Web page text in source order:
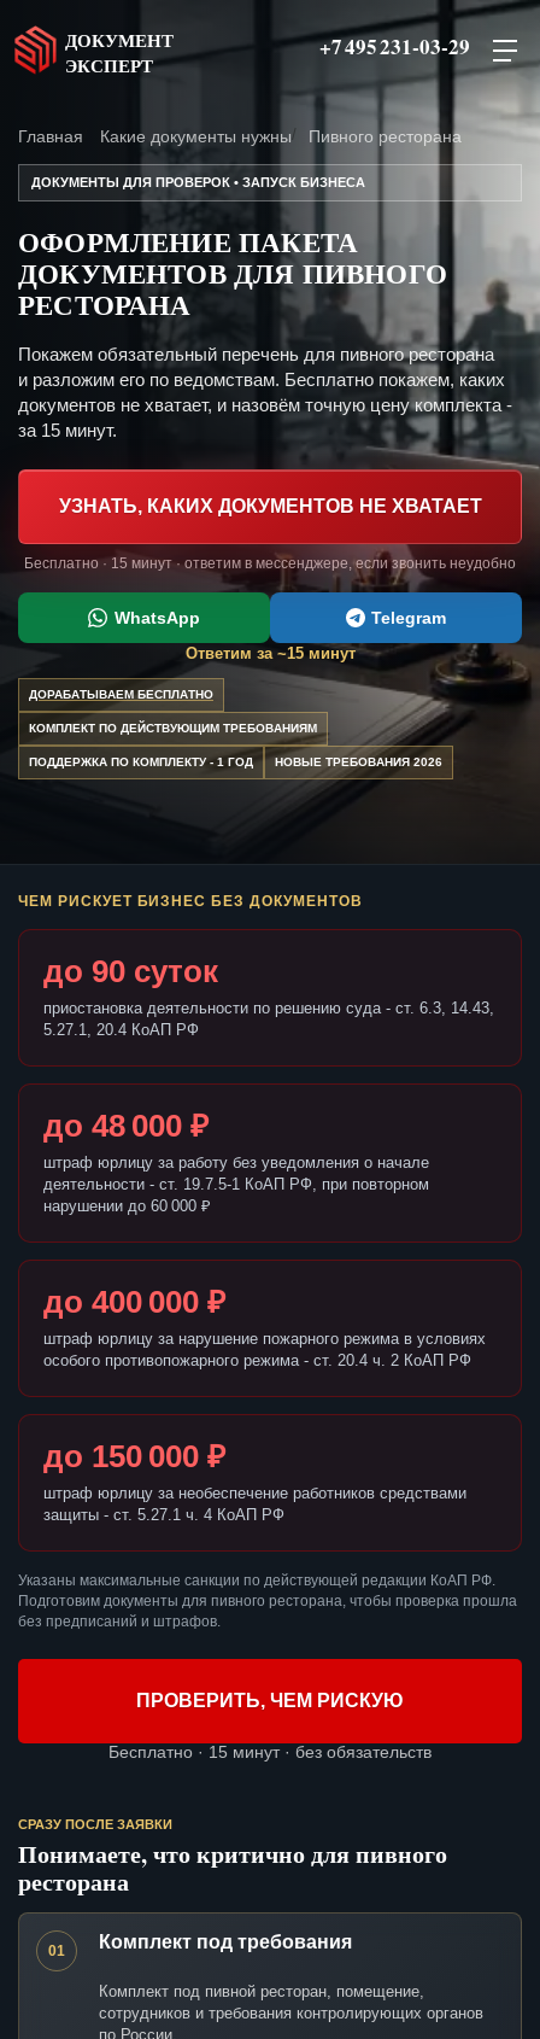
ДОКУМЕНТ
ЭКСПЕРТ
+7 495 231-03-29
Главная Какие документы нужны Пивного ресторана
ДОКУМЕНТЫ ДЛЯ ПРОВЕРОК • ЗАПУСК БИЗНЕСА
ОФОРМЛЕНИЕ ПАКЕТА
ДОКУМЕНТОВ ДЛЯ ПИВНОГО
РЕСТОРАНА
Покажем обязательный перечень для пивного ресторана
и разложим его по ведомствам. Бесплатно покажем, каких
документов не хватает, и назовём точную цену комплекта -
за 15 минут.
УЗНАТЬ, КАКИХ ДОКУМЕНТОВ НЕ ХВАТАЕТ
Бесплатно · 15 минут · ответим в мессенджере, если звонить неудобно
WhatsApp Telegram
Ответим за ~15 минут
ДОРАБАТЫВАЕМ БЕСПЛАТНО
КОМПЛЕКТ ПО ДЕЙСТВУЮЩИМ ТРЕБОВАНИЯМ
ПОДДЕРЖКА ПО КОМПЛЕКТУ - 1 ГОД НОВЫЕ ТРЕБОВАНИЯ 2026
ЧЕМ РИСКУЕТ БИЗНЕС БЕЗ ДОКУМЕНТОВ
до 90 суток
приостановка деятельности по решению суда - ст. 6.3, 14.43,
5.27.1, 20.4 КоАП РФ
до 48 000 ₽
штраф юрлицу за работу без уведомления о начале
деятельности - ст. 19.7.5-1 КоАП РФ, при повторном
нарушении до 60 000 ₽
до 400 000 ₽
штраф юрлицу за нарушение пожарного режима в условиях
особого противопожарного режима - ст. 20.4 ч. 2 КоАП РФ
до 150 000 ₽
штраф юрлицу за необеспечение работников средствами
защиты - ст. 5.27.1 ч. 4 КоАП РФ
Указаны максимальные санкции по действующей редакции КоАП РФ.
Подготовим документы для пивного ресторана, чтобы проверка прошла
без предписаний и штрафов.
ПРОВЕРИТЬ, ЧЕМ РИСКУЮ
Бесплатно · 15 минут · без обязательств
СРАЗУ ПОСЛЕ ЗАЯВКИ
Понимаете, что критично для пивного
ресторана
01 Комплект под требования
Комплект под пивной ресторан, помещение,
сотрудников и требования контролирующих органов
по России.